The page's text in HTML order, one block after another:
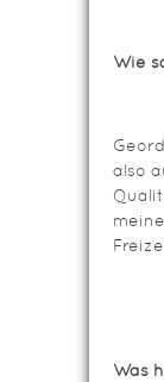
Wie
also
Was